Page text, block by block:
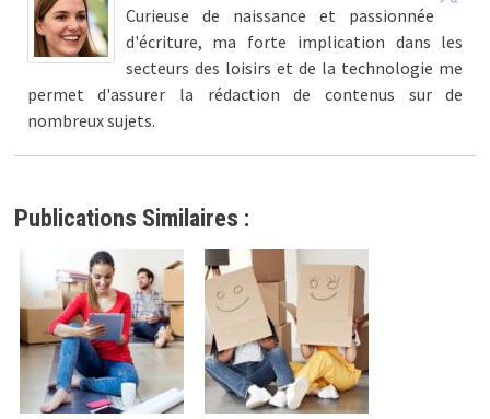
Curieuse de naissance et passionnée
d'écriture, ma forte implication dans les
secteurs des loisirs et de la technologie me
permet d'assurer la rédaction de contenus sur de
nombreux sujets.
Publications Similaires :